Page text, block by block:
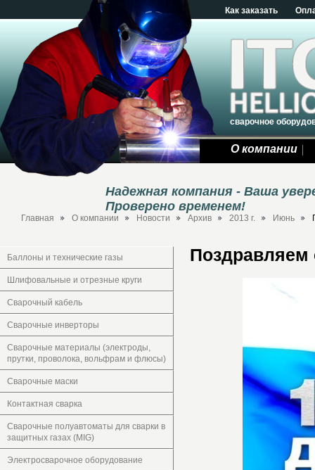
Как заказать
сварочное
О компании
Надежная компания - Ваша
Проверено временем!
Главная О компании Новости Архив 2013 г. Июнь
Баллоны и технические газы
Шлифовальные и отрезные круги
Сварочный кабель
Сварочные инверторы
Сварочные материалы (электроды,
прутки, проволока, вольфрам и флюсы)
Сварочные маски
Контактная сварка
Сварочные полуавтоматы для сварки в
защитных газах (MIG)
Электросварочное оборудование
Поздравляем